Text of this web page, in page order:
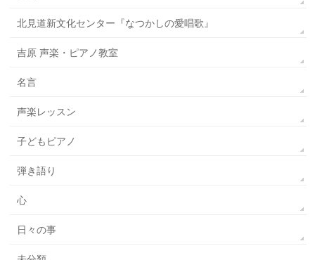
北見道新文化センター『なつかしの愛唱歌』
吉原 声楽・ピアノ教室
名言
声楽レッスン
子どもピアノ
弾き語り
心
日々の事